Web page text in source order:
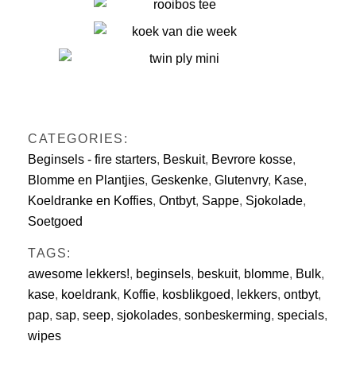
CATEGORIES:
Beginsels - fire starters, Beskuit, Bevrore kosse,
Blomme en Plantjies, Geskenke, Glutenvry, Kase,
Koeldranke en Koffies, Ontbyt, Sappe, Sjokolade,
Soetgoed
TAGS:
awesome lekkers!, beginsels, beskuit, blomme, Bulk,
kase, koeldrank, Koffie, kosblikgoed, lekkers, ontbyt,
pap, sap, seep, sjokolades, sonbeskerming, specials,
wipes